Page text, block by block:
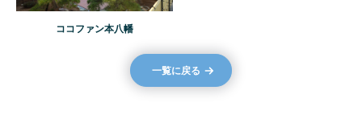
ココファン本八幡
一覧に戻る